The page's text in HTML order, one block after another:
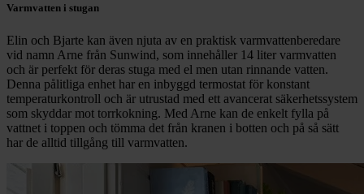
Varmvatten i stugan
Elin och Bjarte kan även njuta av en praktisk varmvattenberedare
vid namn Arne från Sunwind, som innehåller 14 liter varmvatten
och är perfekt för deras stuga med el men utan rinnande vatten.
Denna pålitliga enhet har en inbyggd termostat för konstant
temperaturkontroll och är utrustad med ett avancerat säkerhetssystem
som skyddar mot torrkokning. Med Arne kan de enkelt fylla på
vattnet i toppen och tömma det från kranen i botten och på så sätt
har de alltid tillgång till varmvatten.